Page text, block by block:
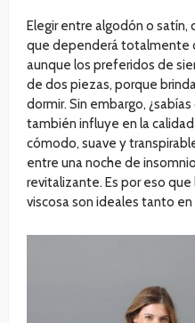
Elegir entre algodón o satín,
que dependerá totalmente
aunque los preferidos de
de dos piezas, porque
dormir. Sin embargo,
también influye en la
cómodo, suave y
entre una noche de
revitalizante. Es por eso
viscosa son ideales tanto